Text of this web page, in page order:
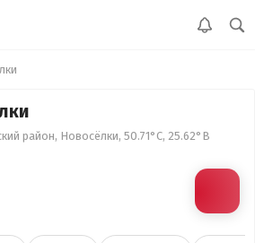
район, Новосёлки, 50.71°С, 25.62°В